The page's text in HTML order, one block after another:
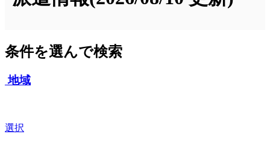
条件を選んで検索
地域
選択